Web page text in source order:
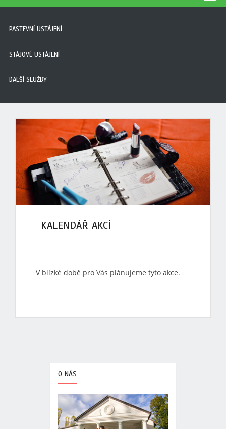
PASTEVNÍ USTÁJENÍ
STÁJOVÉ USTÁJENÍ
DALŠÍ SLUŽBY
KALENDÁŘ AKCÍ
V blízké době pro Vás plánujeme tyto akce.
O NÁS